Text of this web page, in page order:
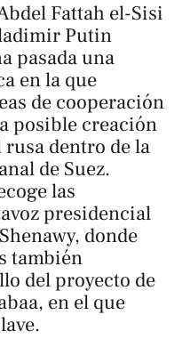
Fattah el-Sisi
Putin
pasada una
en la que
de cooperación
posible creación
dentro de la
de Suez.
las
presidencial
donde
también
del proyecto de
en el que